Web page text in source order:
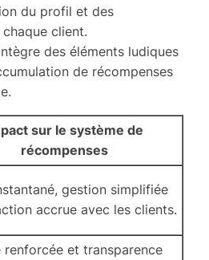
du profil et des
client.
des éléments ludiques
de récompenses
sur le système de
récompenses
gestion simplifiée
accrue avec les clients.
renforcée et transparence